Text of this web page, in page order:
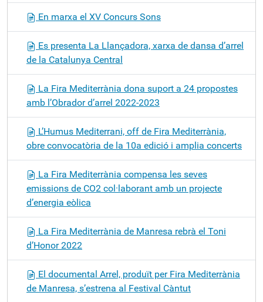
En marxa el XV Concurs Sons
Es presenta La Llançadora, xarxa de dansa d’arrel
de la Catalunya Central
La Fira Mediterrània dona suport a 24 propostes
amb l’Obrador d’arrel 2022-2023
L’Humus Mediterrani, off de Fira Mediterrània,
obre convocatòria de la 10a edició i amplia concerts
La Fira Mediterrània compensa les seves
emissions de CO2 col·laborant amb un projecte
d’energia eòlica
La Fira Mediterrània de Manresa rebrà el Toni
d’Honor 2022
El documental Arrel, produït per Fira Mediterrània
de Manresa, s’estrena al Festival Càntut